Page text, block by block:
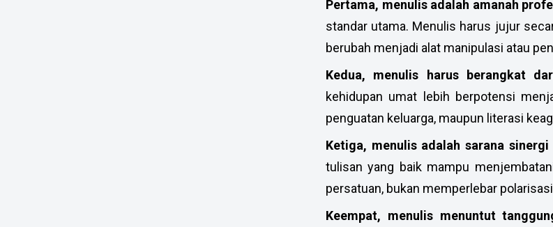
Pertama, menulis adalah amanah
standar utama. Menulis harus jujur
berubah menjadi alat manipulasi atau
Kedua, menulis harus berangkat
kehidupan umat lebih berpotensi
penguatan keluarga, maupun literasi
Ketiga, menulis adalah sarana
tulisan yang baik mampu
persatuan, bukan memperlebar
Keempat, menulis menuntut